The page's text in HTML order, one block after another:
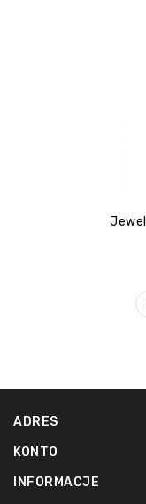
ADRES
KONTO
INFORMACJE